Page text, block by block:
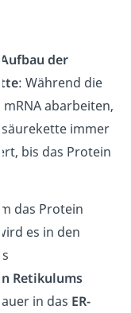
der
: Während die
mRNA abarbeiten,
immer
bis das Protein
das Protein
es in den
Retikulums
in das ER-